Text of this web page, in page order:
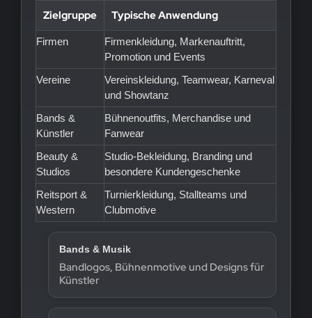
Zielgruppe Typische Anwendung
Firmen
Firmenkleidung, Markenauftritt,
Promotion und Events
Vereine
Vereinskleidung, Teamwear, Karneval
und Showtanz
Bands &
Künstler
Bühnenoutfits, Merchandise und
Fanwear
Beauty &
Studios
Studio-Bekleidung, Branding und
besondere Kundengeschenke
Reitsport &
Western
Turnierkleidung, Stallteams und
Clubmotive
Bands & Musik
Bandlogos, Bühnenmotive und Designs für
Künstler